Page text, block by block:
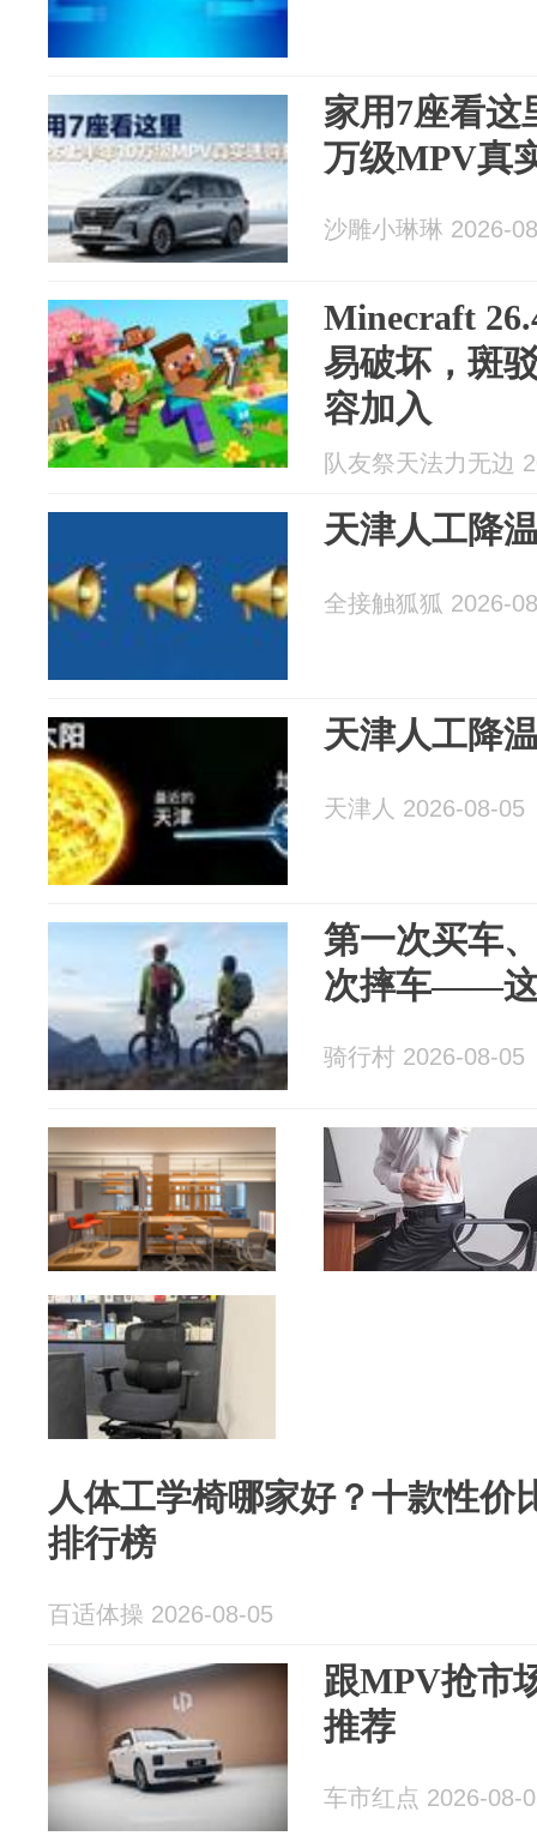
家用7座看这
万级MPV真
沙雕小琳琳 2026-
Minecraft
易破坏，斑
容加入
队友祭天法力无边
天津人工降
全接触狐狐 2026-
天津人工降
天津人 2026-08-05
第一次买车
次摔车——这
骑行村 2026-08-05
人体工学椅哪家好？十款性价
排行榜
百适体操 2026-08-05
跟MPV抢市
推荐
车市红点 2026-08-